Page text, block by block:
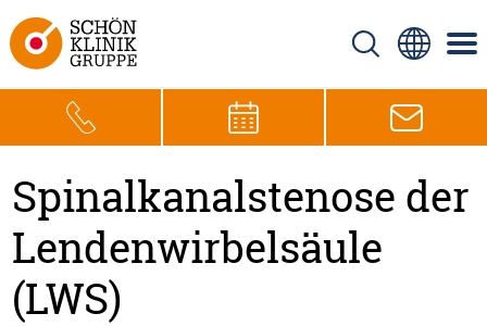
Spinalkanalstenose der
Lendenwirbelsäule
(LWS)